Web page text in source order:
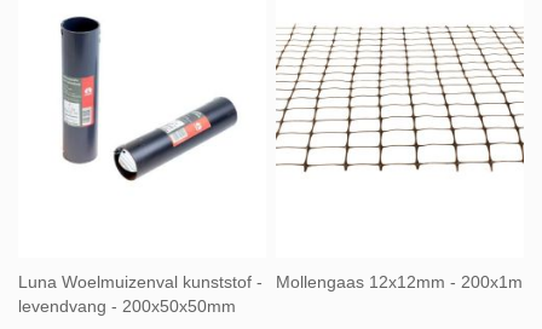
Luna Woelmuizenval kunststof -
levendvang - 200x50x50mm
Mollengaas 12x12mm - 200x1m